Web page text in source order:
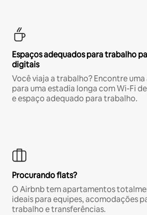
Espaços adequados para trabalho
digitais
Você viaja a trabalho? Encontre
para uma estadia longa com Wi-Fi
e espaço adequado para trabalho.
Procurando flats?
O Airbnb tem apartamentos
ideais para equipes, acomodações
trabalho e transferências.